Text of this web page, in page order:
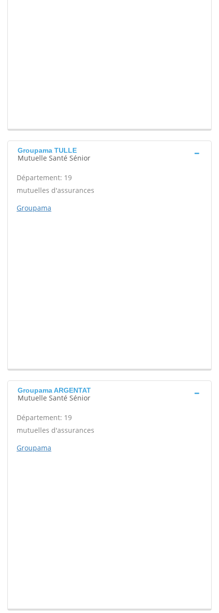
Groupama TULLE
Mutuelle Santé Sénior
Département: 19
mutuelles d'assurances
Groupama
Groupama ARGENTAT
Mutuelle Santé Sénior
Département: 19
mutuelles d'assurances
Groupama